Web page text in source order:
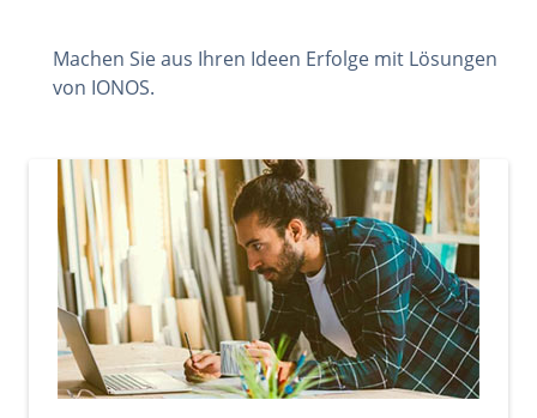
Machen Sie aus Ihren Ideen Erfolge mit Lösungen
von IONOS.